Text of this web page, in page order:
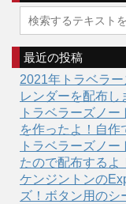
最近の投稿
2021年トラベラ
レンダーを配布し
トラベラーズノ
を作ったよ！自作
トラベラーズノ
たので配布するよ
ケンジントンの
ズ！ボタン用のシ